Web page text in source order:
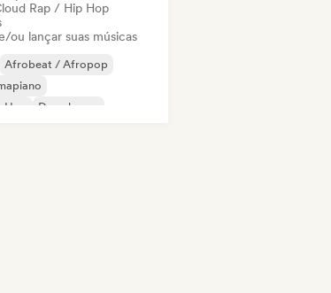
Rap / Hip Hop
ou lançar suas músicas
Afrobeat / Afropop
Deep house